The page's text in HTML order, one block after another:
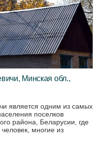
Минская обл.,
является одним из самых
поселков
района, Беларусии, где
многие из